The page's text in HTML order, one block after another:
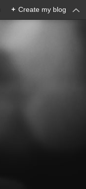
+ Create my blog